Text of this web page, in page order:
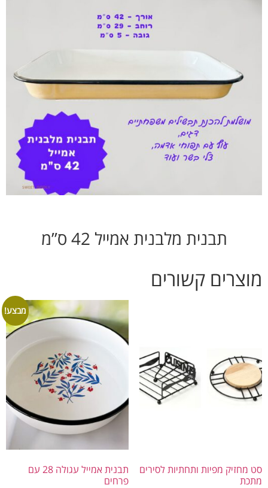
תבנית מלבנית אמייל 42 ס”מ
קשורים
מפיות ותחתיות לסירים
מבצע!
תבנית אמייל עגולה 28 עם
פרחים